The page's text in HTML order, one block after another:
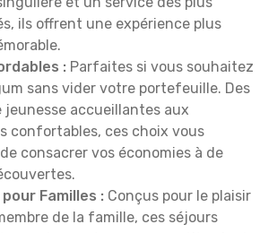
ils offrent une expérience plus
: Parfaites si vous souhaitez
sans vider votre portefeuille. Des
jeunesse accueillantes aux
confortables, ces choix vous
consacrer vos économies à de
Familles : Conçus pour le plaisir
de la famille, ces séjours